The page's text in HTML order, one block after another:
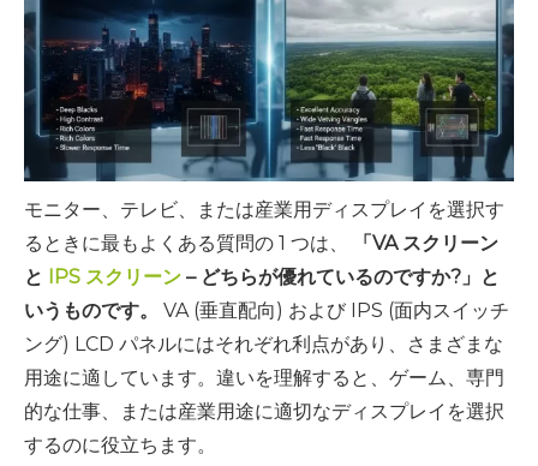
モニター、テレビ、または産業用ディスプレイを選択す
るときに最もよくある質問の 1 つは、
「VA スクリーン
と
IPS スクリーン – どちらが優れているのですか?」と
いうものです。 VA (垂直配向) および IPS (面内スイッチ
ング) LCD パネルにはそれぞれ利点があり、さまざまな
用途に適しています。違いを理解すると、ゲーム、専門
的な仕事、または産業用途に適切なディスプレイを選択
するのに役立ちます。